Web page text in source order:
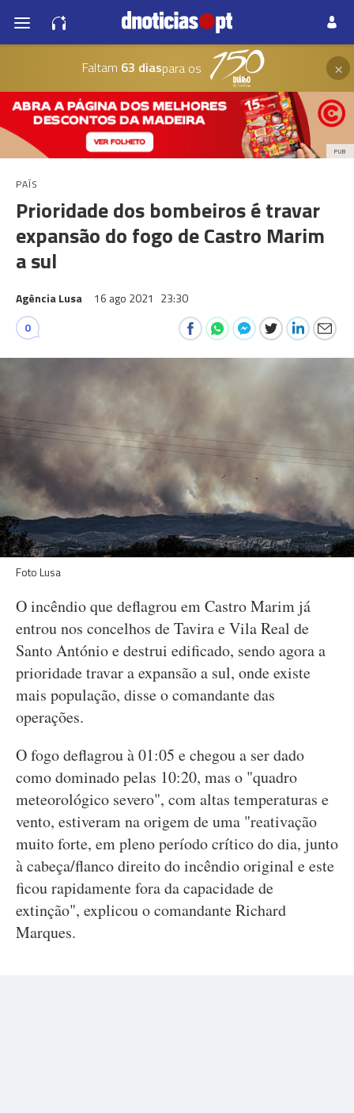
Faltam 63 diaspara os ×
PUB
PAÍS
Prioridade dos bombeiros é travar
expansão do fogo de Castro Marim
a sul
Agência Lusa 16 ago 2021 23:30
0
Foto Lusa
O incêndio que deflagrou em Castro Marim já
entrou nos concelhos de Tavira e Vila Real de
Santo António e destrui edificado, sendo agora a
prioridade travar a expansão a sul, onde existe
mais população, disse o comandante das
operações.
O fogo deflagrou à 01:05 e chegou a ser dado
como dominado pelas 10:20, mas o "quadro
meteorológico severo", com altas temperaturas e
vento, estiveram na origem de uma "reativação
muito forte, em pleno período crítico do dia, junto
à cabeça/flanco direito do incêndio original e este
ficou rapidamente fora da capacidade de
extinção", explicou o comandante Richard
Marques.